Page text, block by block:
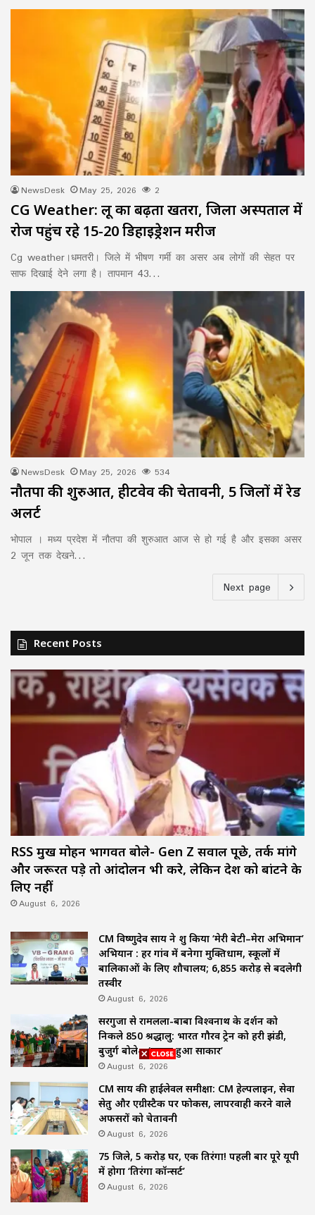
NewsDesk May 25, 2026 2
CG Weather: लू का बढ़ता खतरा, जिला अस्पताल में
रोज पहुंच रहे 15-20 डिहाइड्रेशन मरीज
Cg weather।धमतरी। जिले में भीषण गर्मी का असर अब लोगों की सेहत पर
साफ दिखाई देने लगा है। तापमान 43…
NewsDesk May 25, 2026 534
नौतपा की शुरुआत, हीटवेव की चेतावनी, 5 जिलों में रेड
अलर्ट
भोपाल । मध्य प्रदेश में नौतपा की शुरुआत आज से हो गई है और इसका असर
2 जून तक देखने…
Next page
Recent Posts
RSS प्रमुख मोहन भागवत बोले- Gen Z सवाल पूछे, तर्क मांगे
और जरूरत पड़े तो आंदोलन भी करे, लेकिन देश को बांटने के
लिए नहीं
August 6, 2026
CM विष्णुदेव साय ने शुरू किया ‘मेरी बेटी–मेरा अभिमान’
अभियान : हर गांव में बनेगा मुक्तिधाम, स्कूलों में
बालिकाओं के लिए शौचालय; 6,855 करोड़ से बदलेगी
तस्वीर
August 6, 2026
सरगुजा से रामलला-बाबा विश्वनाथ के दर्शन को
निकले 850 श्रद्धालु: भारत गौरव ट्रेन को हरी झंडी,
बुजुर्ग बोले—‘सपना हुआ साकार’
August 6, 2026
CM साय की हाईलेवल समीक्षा: CM हेल्पलाइन, सेवा
सेतु और एग्रीस्टैक पर फोकस, लापरवाही करने वाले
अफसरों को चेतावनी
August 6, 2026
75 जिले, 5 करोड़ घर, एक तिरंगा! पहली बार पूरे यूपी
में होगा ‘तिरंगा कॉन्सर्ट’
August 6, 2026